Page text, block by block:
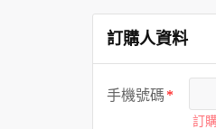
訂購人資料
手機號碼
訂